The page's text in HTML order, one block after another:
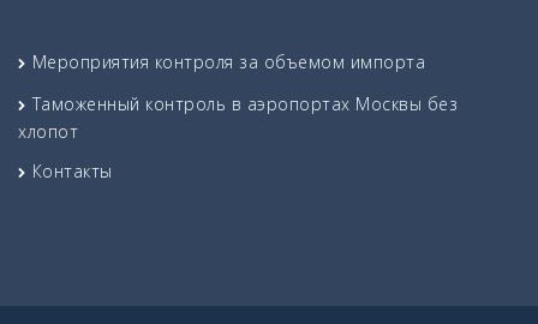
Мероприятия контроля за объемом импорта
Таможенный контроль в аэропортах Москвы без
хлопот
Контакты